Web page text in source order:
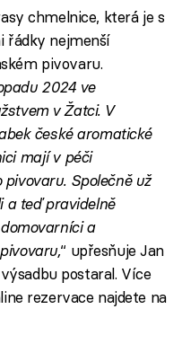
chmelnice, která je s
řádky nejmenší
pivovaru.
2024 ve
v Žatci. V
české aromatické
mají v péči
Společně už
a teď pravidelně
a
“ upřesňuje Jan
postaral. Více
rezervace najdete na